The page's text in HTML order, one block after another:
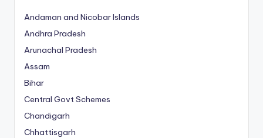
Andaman and Nicobar Islands
Andhra Pradesh
Arunachal Pradesh
Assam
Bihar
Central Govt Schemes
Chandigarh
Chhattisgarh